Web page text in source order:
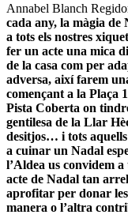
Annabel Blanch
cada any, la màgia
a tots els nostres
fer un acte una mica
de la casa com per
adversa, així farem
començant a la Plaça
Pista Coberta on
gentilesa de la Llar
desitjos… i tots
a cuinar un Nadal
l’Aldea us convidem
acte de Nadal tan
aprofitar per donar les
manera o l’altra